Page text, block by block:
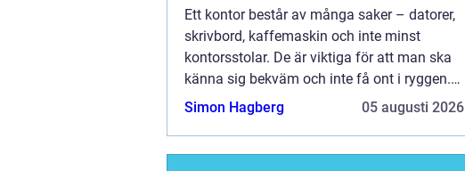
Ett kontor består av många saker – datorer,
skrivbord, kaffemaskin och inte minst
kontorsstolar. De är viktiga för att man ska
känna sig bekväm och inte få ont i ryggen.
På ett kontor sitter man flera...
Simon Hagberg 05 augusti 2026